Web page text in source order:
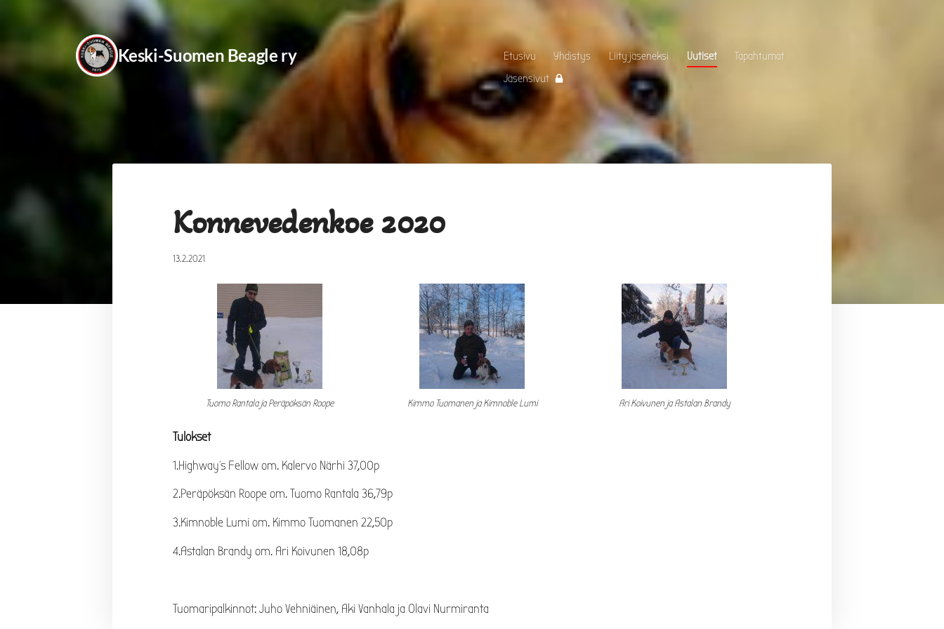
Keski-Suomen Beagle ry Etusivu Yhdistys Liity jäseneksi Uutiset
Tapahtumat
Jäsensivut
Konnevedenkoe 2020
13.2.2021
Tuomo Rantala ja Peräpöksän Roope Kimmo Tuomanen ja Kimnoble Lumi Ari Koivunen ja Astalan Brandy
Tulokset
1.Highway’s Fellow om. Kalervo Närhi 37,00p
2.Peräpöksän Roope om. Tuomo Rantala 36,79p
3.Kimnoble Lumi om. Kimmo Tuomanen 22,50p
4.Astalan Brandy om. Ari Koivunen 18,08p
Tuomaripalkinnot: Juho Vehniäinen, Aki Vanhala ja Olavi Nurmiranta